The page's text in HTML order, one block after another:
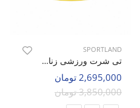
SPORTLAND
تی شرت ورزشی زنانه اسپورتلند SHIFT Max W
2,695,000 تومان
3,850,000 تومان